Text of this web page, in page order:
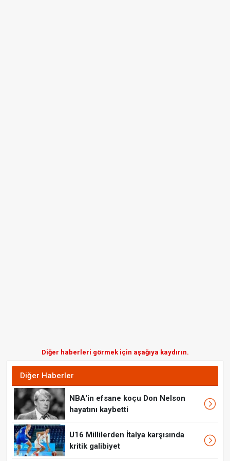
Diğer haberleri görmek için aşağıya kaydırın.
Diğer Haberler
NBA'in efsane koçu Don Nelson
hayatını kaybetti
U16 Millilerden İtalya karşısında
kritik galibiyet